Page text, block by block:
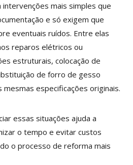
mais simples que
e só exigem que
eventuais ruídos. Entre elas
reparos elétricos ou
estruturais, colocação de
de forro de gesso
especificações originais.
essas situações ajuda a
o tempo e evitar custos
o processo de reforma mais